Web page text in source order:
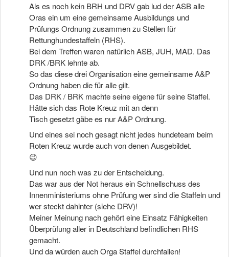
Als es noch kein BRH und DRV gab lud der ASB alle
Oras ein um eine gemeinsame Ausbildungs und
Prüfungs Ordnung zusammen zu Stellen für
Rettunghundestaffeln (RHS).
Bei dem Treffen waren natürlich ASB, JUH, MAD. Das
DRK /BRK lehnte ab.
So das diese drei Organisation eine gemeinsame A&P
Ordnung haben die für alle gilt.
Das DRK / BRK machte seine eigene für seine Staffel.
Hätte sich das Rote Kreuz mit an denn
Tisch gesetzt gäbe es nur A&P Ordnung.
Und eines sei noch gesagt nicht jedes hundeteam beim
Roten Kreuz wurde auch von denen Ausgebildet.
😉
Und nun noch was zu der Entscheidung.
Das war aus der Not heraus ein Schnellschuss des
Innenministeriums ohne Prüfung wer sind die Staffeln und
wer steckt dahinter (siehe DRV)!
Meiner Meinung nach gehört eine Einsatz Fähigkeiten
Überprüfung aller in Deutschland befindlichen RHS
gemacht.
Und da würden auch Orga Staffel durchfallen!